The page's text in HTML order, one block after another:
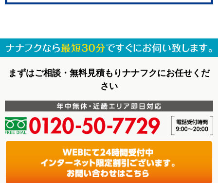
まずはご相談・無料見積もりナナフクにお任せくだ
さい